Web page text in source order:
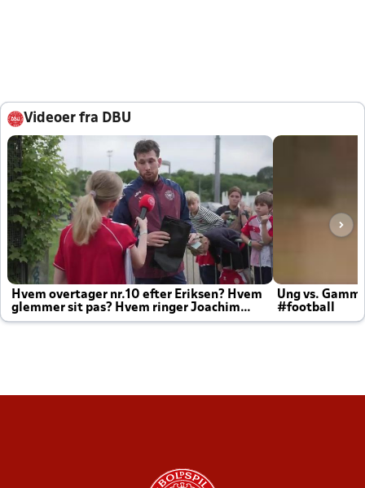
Videoer fra DBU
Hvem overtager nr.10 efter Eriksen? Hvem
glemmer sit pas? Hvem ringer Joachim
altid til efter kampe?
Ung vs.
#football